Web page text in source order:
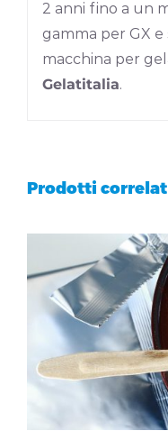
2 anni fino a un
gamma per GX
macchina per
Gelatitalia.
Prodotti